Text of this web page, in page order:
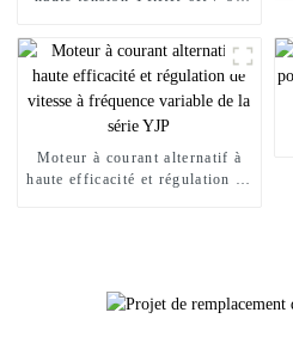
Moteur à courant alternatif à
haute efficacité et régulation de